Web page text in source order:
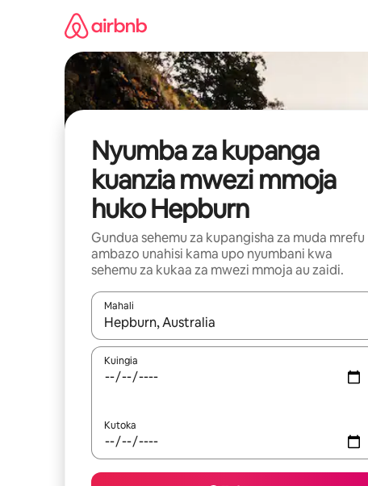
Nyumba za kupanga
kuanzia mwezi mmoja
huko Hepburn
Gundua sehemu za kupangisha za muda mrefu
ambazo unahisi kama upo nyumbani kwa
sehemu za kukaa za mwezi mmoja au zaidi.
Mahali
Wakati matokeo yanapatikana, vinjari kwa
Kuingia
Kutoka